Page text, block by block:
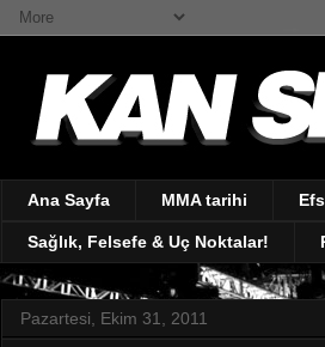
Ana Sayfa MMA tarihi
Sağlık, Felsefe & Uç Noktalar!
Pazartesi, Ekim 31, 2011